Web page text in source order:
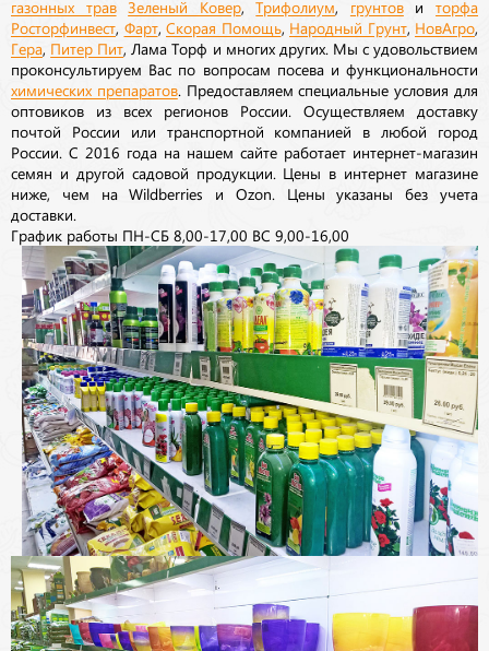
газонных трав Зеленый Ковер,Трифолиум грунтовиторфа
Росторфинвест Фарт, Скорая Помощь Народный Грунт, НовАгро
Гера Питер Пит , Лама Торф и многих других. Мы с удовольствием
проконсультируем Вас по вопросам посева и функциональности
химических препаратов. Предоставляем специальные условия для
оптовиков из всех регионов России. Осуществляем доставку
почтой России или транспортной компанией в любой город
России. С 2016 года на нашем сайте работает интернет-магазин
семян и другой садовой продукции. Цены в интернет магазине
ниже, чем на Wildberries и Ozon. Цены указаны без учета
доставки.
График работы ПН-СБ 8,00-17,00 ВС 9,00-16,00